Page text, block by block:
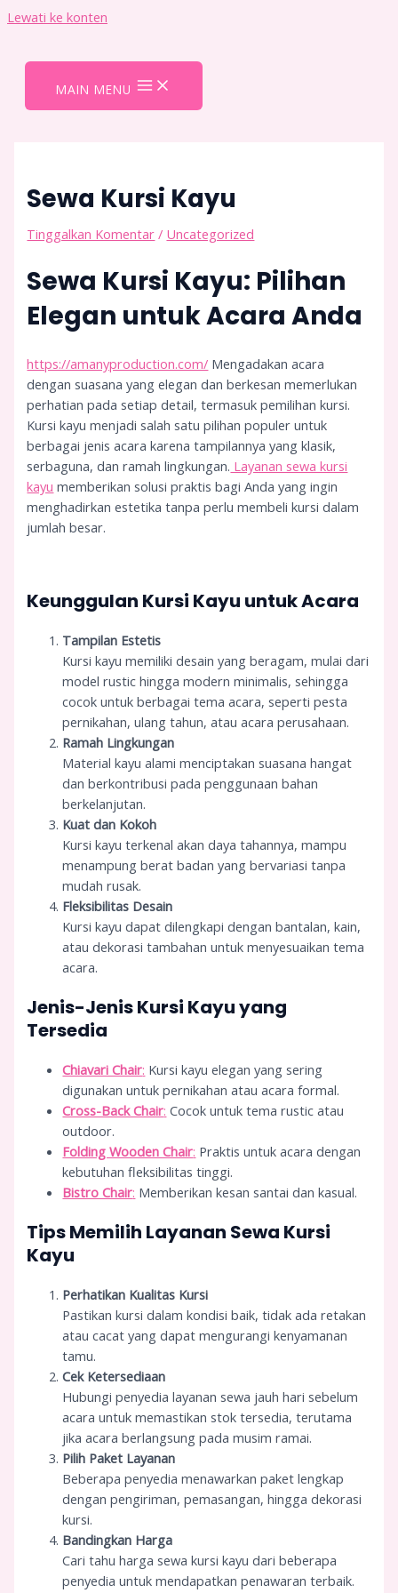
Lewati ke konten
MAIN MENU
Sewa Kursi Kayu
Tinggalkan Komentar / Uncategorized
Sewa Kursi Kayu: Pilihan
Elegan untuk Acara Anda
https://amanyproduction.com/ Mengadakan acara
dengan suasana yang elegan dan berkesan memerlukan
perhatian pada setiap detail, termasuk pemilihan kursi.
Kursi kayu menjadi salah satu pilihan populer untuk
berbagai jenis acara karena tampilannya yang klasik,
serbaguna, dan ramah lingkungan. Layanan sewa kursi
kayu memberikan solusi praktis bagi Anda yang ingin
menghadirkan estetika tanpa perlu membeli kursi dalam
jumlah besar.
Keunggulan Kursi Kayu untuk Acara
Tampilan Estetis
Kursi kayu memiliki desain yang beragam, mulai dari
model rustic hingga modern minimalis, sehingga
cocok untuk berbagai tema acara, seperti pesta
pernikahan, ulang tahun, atau acara perusahaan.
Ramah Lingkungan
Material kayu alami menciptakan suasana hangat
dan berkontribusi pada penggunaan bahan
berkelanjutan.
Kuat dan Kokoh
Kursi kayu terkenal akan daya tahannya, mampu
menampung berat badan yang bervariasi tanpa
mudah rusak.
Fleksibilitas Desain
Kursi kayu dapat dilengkapi dengan bantalan, kain,
atau dekorasi tambahan untuk menyesuaikan tema
acara.
Jenis-Jenis Kursi Kayu yang
Tersedia
Chiavari Chair: Kursi kayu elegan yang sering
digunakan untuk pernikahan atau acara formal.
Cross-Back Chair: Cocok untuk tema rustic atau
outdoor.
Folding Wooden Chair: Praktis untuk acara dengan
kebutuhan fleksibilitas tinggi.
Bistro Chair: Memberikan kesan santai dan kasual.
Tips Memilih Layanan Sewa Kursi
Kayu
Perhatikan Kualitas Kursi
Pastikan kursi dalam kondisi baik, tidak ada retakan
atau cacat yang dapat mengurangi kenyamanan
tamu.
Cek Ketersediaan
Hubungi penyedia layanan sewa jauh hari sebelum
acara untuk memastikan stok tersedia, terutama
jika acara berlangsung pada musim ramai.
Pilih Paket Layanan
Beberapa penyedia menawarkan paket lengkap
dengan pengiriman, pemasangan, hingga dekorasi
kursi.
Bandingkan Harga
Cari tahu harga sewa kursi kayu dari beberapa
penyedia untuk mendapatkan penawaran terbaik.